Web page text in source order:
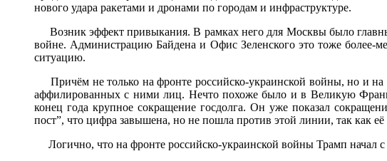
нового удара ракетами и дронами по городам и инфраструктуре.
Возник эффект привыкания. В рамках него для Москвы было
войне. Администрацию Байдена и Офис Зеленского это тоже более-
ситуацию.
Причём не только на фронте российско-украинской войны, но и на
аффилированных с ними лиц. Нечто похоже было и в Великую
конец года крупное сокращение госдолга. Он уже показал
пост”, что цифра завышена, но не пошла против этой линии, так как
Логично, что на фронте российско-украинской войны Трамп начал с